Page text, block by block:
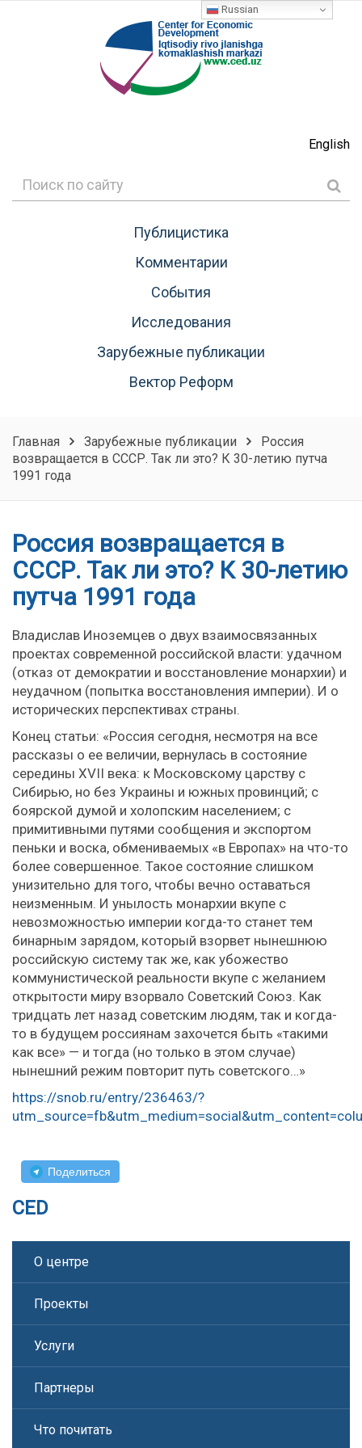
English
Публицистика
Комментарии
События
Исследования
Зарубежные публикации
Вектор Реформ
Главная Зарубежные публикации
Россия
возвращается в СССР. Так ли это? К 30-летию путча
1991 года
Россия возвращается в
СССР. Так ли это? К 30-летию
путча 1991 года
Владислав Иноземцев о двух взаимосвязанных
проектах современной российской власти: удачном
(отказ от демократии и восстановление монархии) и
неудачном (попытка восстановления империи). И о
исторических перспективах страны.
Конец статьи: «Россия сегодня, несмотря на все
рассказы о ее величии, вернулась в состояние
середины XVII века: к Московскому царству с
Сибирью, но без Украины и южных провинций; с
боярской думой и холопским населением; с
примитивными путями сообщения и экспортом
пеньки и воска, обмениваемых «в Европах» на что-то
более совершенное. Такое состояние слишком
унизительно для того, чтобы вечно оставаться
неизменным. И унылость монархии вкупе с
невозможностью империи когда-то станет тем
бинарным зарядом, который взорвет нынешнюю
российскую систему так же, как убожество
коммунистической реальности вкупе с желанием
открытости миру взорвало Советский Союз. Как
тридцать лет назад советским людям, так и когда-
то в будущем россиянам захочется быть «такими
как все» — и тогда (но только в этом случае)
нынешний режим повторит путь советского…»
https://snob.ru/entry/236463/?
Поделиться
CED
О центре
Проекты
Услуги
Партнеры
Что почитать
Russian